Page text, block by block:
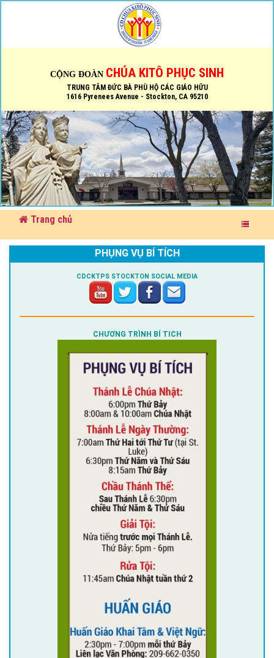
CỘNG ĐOÀN CHÚA KITÔ PHỤC SINH
TRUNG TÂM ĐỨC BÀ PHÙ HỘ CÁC GIÁO HỮU
1616 Pyrenees Avenue - Stockton, CA 95210
Trang chủ
PHỤNG VỤ BÍ TÍCH
CDCKTPS STOCKTON SOCIAL MEDIA
CHƯƠNG TRÌNH BÍ TICH